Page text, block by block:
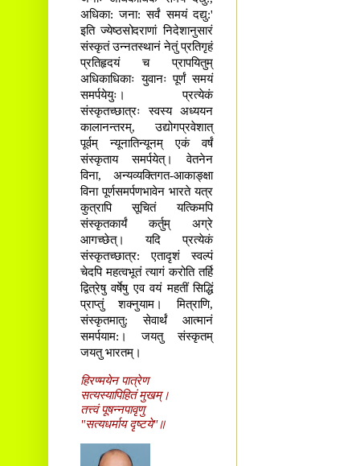
अधिका: जना: सर्वं समयं दद्यु:'
इति ज्येष्ठसोदराणां निदेशानुसारं
संस्कृतं उन्नतस्थानं नेतुं प्रतिगृहं
प्रतिहृदयं च प्रापयितुम्
अधिकाधिकाः युवानः पूर्णं समयं
समर्पयेयुः। प्रत्येकं
संस्कृतच्छात्रः स्वस्य अध्ययन
कालानन्तरम्, उद्योगप्रवेशात्
पूर्वम् न्यूनातिन्यूनम् एकं वर्षं
संस्कृताय समर्पयेत्। वेतनेन
विना, अन्यव्यक्तिगत-आकाङ्क्षा
विना पूर्णसमर्पणभावेन भारते यत्र
कुत्रापि सूचितं यत्किमपि
संस्कृतकार्यं कर्तुम् अग्रे
आगच्छेत्। यदि प्रत्येकं
संस्कृतच्छात्र: एतादृशं स्वल्पं
चेदपि महत्वभूतं त्यागं करोति तर्हि
द्वित्रेषु वर्षेषु एव वयं महतीं सिद्धिं
प्राप्तुं शक्नुयाम। मित्राणि,
संस्कृतमातु: सेवार्थं आत्मानं
समर्पयाम:। जयतु संस्कृतम्
जयतु भारतम्।
हिरण्मयेन पात्रेण
सत्यस्यापिहितं मुखम्।
तत्त्वं पूषन्नपावृणु
"सत्यधर्माय दृष्टये"॥